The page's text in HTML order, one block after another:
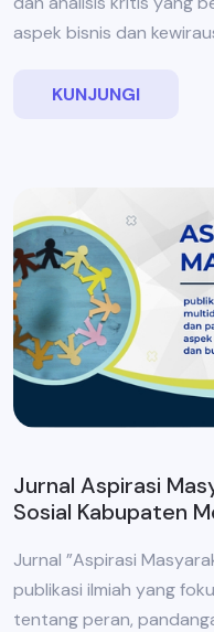
aspek bisnis dan
KUNJUNGI
Jurnal Aspirasi
Sosial Kabupaten
Jurnal ”Aspirasi
publikasi ilmiah yang
tentang peran,